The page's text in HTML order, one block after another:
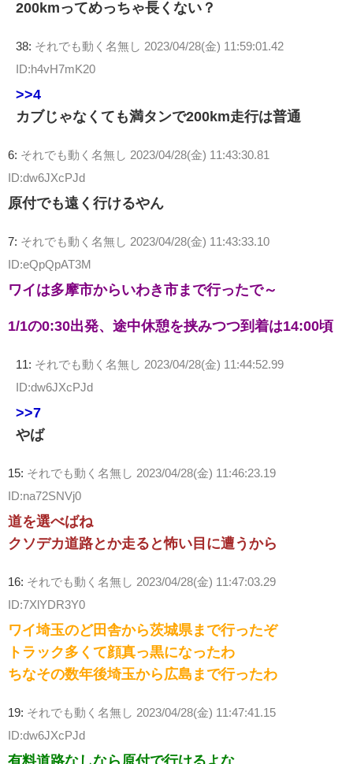
200kmってめっちゃ長くない？
38: それでも動く名無し 2023/04/28(金) 11:59:01.42
ID:h4vH7mK20
>>4
カブじゃなくても満タンで200km走行は普通
6: それでも動く名無し 2023/04/28(金) 11:43:30.81
ID:dw6JXcPJd
原付でも遠く行けるやん
7: それでも動く名無し 2023/04/28(金) 11:43:33.10
ID:eQpQpAT3M
ワイは多摩市からいわき市まで行ったで～
1/1の0:30出発、途中休憩を挟みつつ到着は14:00頃
11: それでも動く名無し 2023/04/28(金) 11:44:52.99
ID:dw6JXcPJd
>>7
やば
15: それでも動く名無し 2023/04/28(金) 11:46:23.19
ID:na72SNVj0
道を選べばね
クソデカ道路とか走ると怖い目に遭うから
16: それでも動く名無し 2023/04/28(金) 11:47:03.29
ID:7XlYDR3Y0
ワイ埼玉のど田舎から茨城県まで行ったぞ
トラック多くて顔真っ黒になったわ
ちなその数年後埼玉から広島まで行ったわ
19: それでも動く名無し 2023/04/28(金) 11:47:41.15
ID:dw6JXcPJd
有料道路なしなら原付で行けるよな